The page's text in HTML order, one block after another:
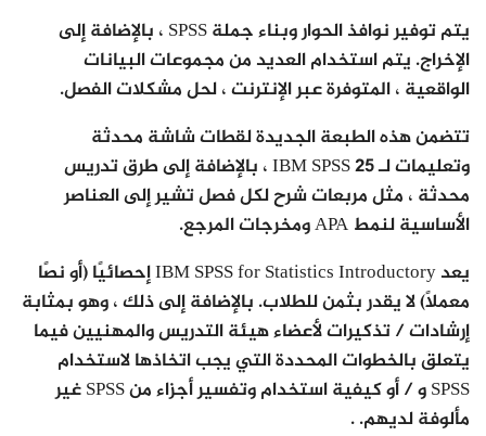
يتم توفير نوافذ الحوار وبناء جملة SPSS ، بالإضافة إلى
الإخراج. يتم استخدام العديد من مجموعات البيانات
الواقعية ، المتوفرة عبر الإنترنت ، لحل مشكلات الفصل.
تتضمن هذه الطبعة الجديدة لقطات شاشة محدثة
وتعليمات لـ IBM SPSS 25 ، بالإضافة إلى طرق تدريس
محدثة ، مثل مربعات شرح لكل فصل تشير إلى العناصر
الأساسية لنمط APA ومخرجات المرجع.
يعد IBM SPSS for Statistics Introductory إحصائيًا (أو نصًا
معملًا) لا يقدر بثمن للطلاب. بالإضافة إلى ذلك ، وهو بمثابة
إرشادات / تذكيرات لأعضاء هيئة التدريس والمهنيين فيما
يتعلق بالخطوات المحددة التي يجب اتخاذها لاستخدام
SPSS و / أو كيفية استخدام وتفسير أجزاء من SPSS غير
مألوفة لديهم. .